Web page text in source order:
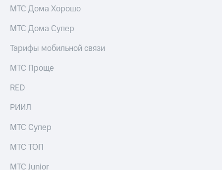
МТС Дома Хорошо
МТС Дома Супер
Тарифы мобильной связи
МТС Проще
RED
РИИЛ
МТС Супер
МТС ТОП
МТС Junior